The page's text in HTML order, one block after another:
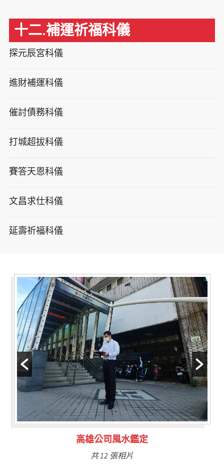
十二.補運祈福科儀
探元辰宮科儀
進財補運科儀
催討債務科儀
打城超拔科儀
賽答天恩科儀
文昌求仕科儀
延壽祈福科儀
林氏福主量子生基造命
共 6 張相片